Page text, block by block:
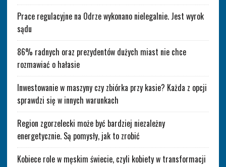
Prace regulacyjne na Odrze wykonano nielegalnie. Jest wyrok
sądu
86% radnych oraz prezydentów dużych miast nie chce
rozmawiać o hałasie
Inwestowanie w maszyny czy zbiórka przy kasie? Każda z opcji
sprawdzi się w innych warunkach
Region zgorzelecki może być bardziej niezależny
energetycznie. Są pomysły, jak to zrobić
Kobiece role w męskim świecie, czyli kobiety w transformacji